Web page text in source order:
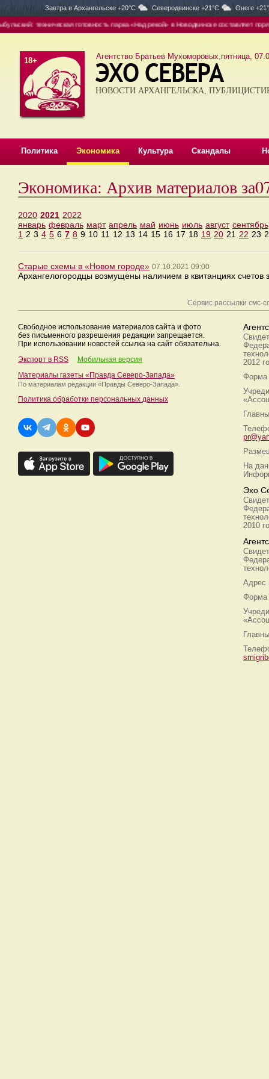
Завтра в Архангельске +20°C Северодвинске +21°C Онеге
техническая готовность парка «Над рекой» в Новодвинске составляет
18+ Агентство Братьев Мухоморовых,пятница,
НОВОСТИ АРХАНГЕЛЬСКА,
Политика Экономика Культура Скандалы
Экономика: Архив материалов
2020 2021 2022
январь февраль март апрель май июнь июль август сентябрь
1 2 3 4 5 6 7 8 9 10 11 12 13 14 15 16 17 18 19 20 21 22 23
Старые схемы в «Новом городе» 07.10.2021 09:00
Архангелогородцы возмущены наличием в квитанциях счетов
Сервис рассылки смс-
Свободное использование материалов сайта и фото
без письменного разрешения редакции запрещается.
При использовании новостей ссылка на сайт обязательна.
Экспорт в RSS
Мобильная версия
Материалы газеты «Правда Северо-Запада»
По материалам редакции «Правды Северо-Запада».
Политика обработки персональных данных
2012
Форма
На
Эхо
2010
Адрес
Форма